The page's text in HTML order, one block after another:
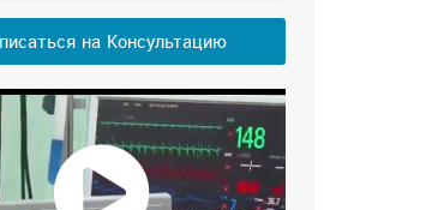
на Консультацию